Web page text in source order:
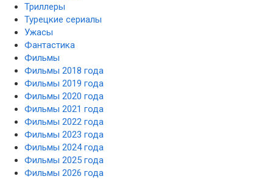
Триллеры
Турецкие сериалы
Ужасы
Фантастика
Фильмы
Фильмы 2018 года
Фильмы 2019 года
Фильмы 2020 года
Фильмы 2021 года
Фильмы 2022 года
Фильмы 2023 года
Фильмы 2024 года
Фильмы 2025 года
Фильмы 2026 года